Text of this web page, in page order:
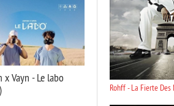
x Vayn - Le labo
Rohff - La Fierte Des